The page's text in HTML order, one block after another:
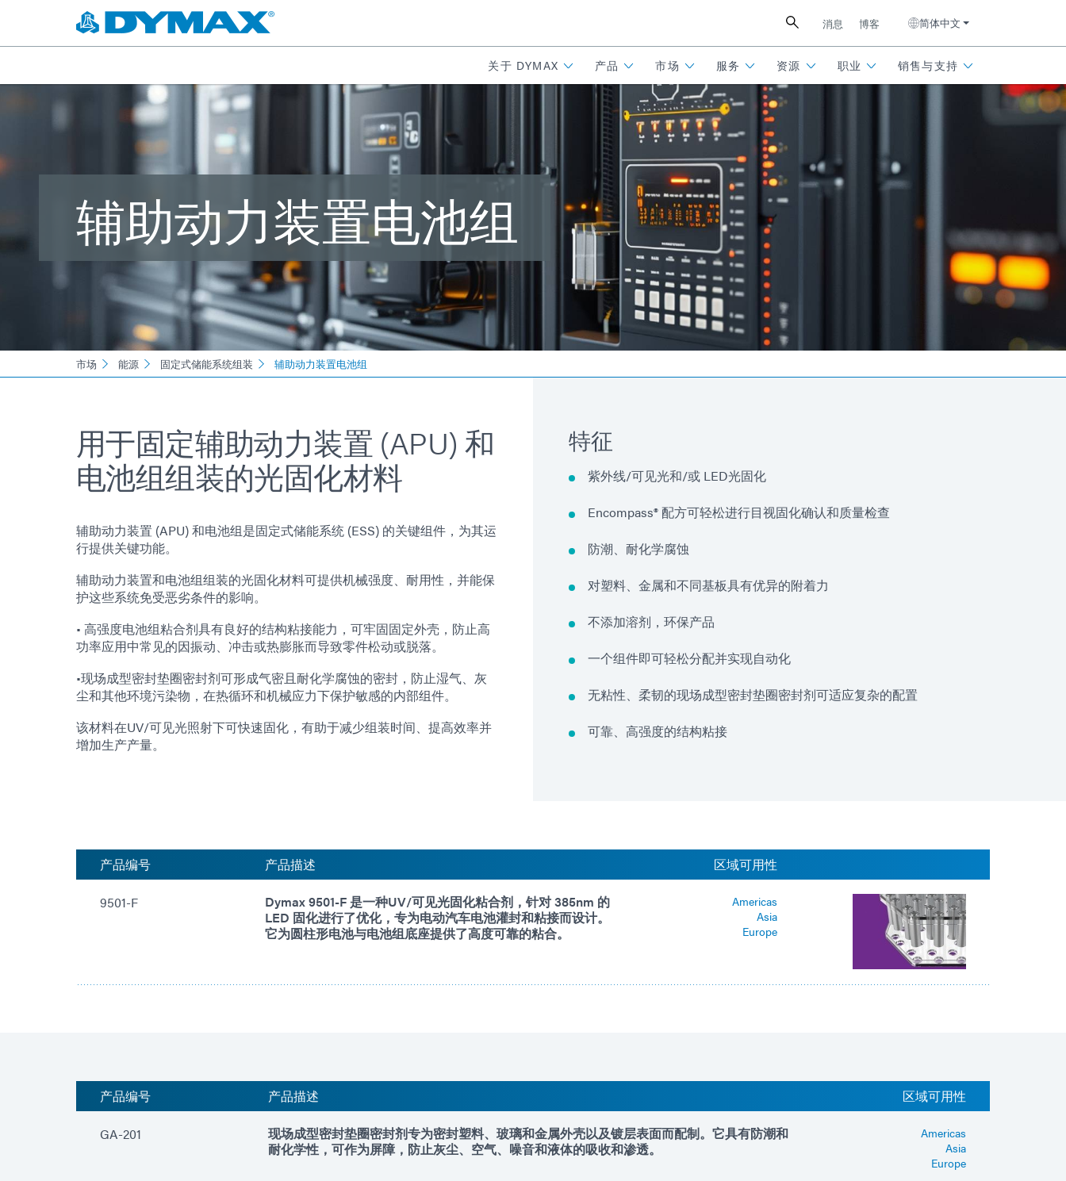
消息 博客 简体中文
关于 DYMAX 产品 市场 服务 资源 职业 销售与支持
辅助动力装置电池组
市场 能源 固定式储能系统组装 辅助动力装置电池组
用于固定辅助动力装置 (APU) 和
电池组组装的光固化材料
辅助动力装置 (APU) 和电池组是固定式储能系统 (ESS) 的关键组件，为其运
行提供关键功能。
辅助动力装置和电池组组装的光固化材料可提供机械强度、耐用性，并能保
护这些系统免受恶劣条件的影响。
• 高强度电池组粘合剂具有良好的结构粘接能力，可牢固固定外壳，防止高
功率应用中常见的因振动、冲击或热膨胀而导致零件松动或脱落。
•现场成型密封垫圈密封剂可形成气密且耐化学腐蚀的密封，防止湿气、灰
尘和其他环境污染物，在热循环和机械应力下保护敏感的内部组件。
该材料在UV/可见光照射下可快速固化，有助于减少组装时间、提高效率并
增加生产产量。
特征
紫外线/可见光和/或 LED光固化
Encompass® 配方可轻松进行目视固化确认和质量检查
防潮、耐化学腐蚀
对塑料、金属和不同基板具有优异的附着力
不添加溶剂，环保产品
一个组件即可轻松分配并实现自动化
无粘性、柔韧的现场成型密封垫圈密封剂可适应复杂的配置
可靠、高强度的结构粘接
产品编号 产品描述 区域可用性
9501-F
Dymax 9501-F 是一种UV/可见光固化粘合剂，针对 385nm 的
LED 固化进行了优化，专为电动汽车电池灌封和粘接而设计。
它为圆柱形电池与电池组底座提供了高度可靠的粘合。
Americas
Asia
Europe
产品编号 产品描述 区域可用性
GA-201
现场成型密封垫圈密封剂专为密封塑料、玻璃和金属外壳以及镀层表面而配制。它具有防潮和
耐化学性，可作为屏障，防止灰尘、空气、噪音和液体的吸收和渗透。
Americas
Asia
Europe